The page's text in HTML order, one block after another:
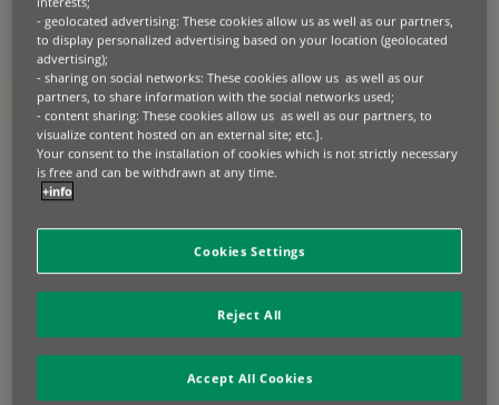
Zgłoszenie szkody do Towarzystwa powinno
nastąpić niezwłocznie i nie później niż wciągu 3
dni od zdarzenia.
Jeśli posiadasz polisę w Allianz, szkodę możesz
zgłosić mailowo.
FORMULARZi prześlij na adres
szkody.korporacyjne@allianz.pl.
Jeśli posiadasz zdjęcia uszkodzeń, również je
załącz.
- geolocated advertising: These cookies allow us as well as our partners,
to display personalized advertising based on your location (geolocated
advertising);
- sharing on social networks: These cookies allow us as well as our
partners, to share information with the social networks used;
- content sharing: These cookies allow us as well as our partners, to
visualize content hosted on an external site; etc.].
Your consent to the installation of cookies which is not strictly necessary
is free and can be withdrawn at any time.
+info
Cookies Settings
Reject All
Accept All Cookies